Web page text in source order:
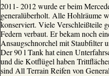
2011- 2012 wurde er beim
generalüberholt. Alle Hohlräume
konserviert. Viele Verschleißteile
Federn verbaut. Er bekam noch
Ansaugschnorchel mit Staubfilter
Der 90 l Tank hat einen
und die Kotflügel haben
sind All Terrain Reifen von